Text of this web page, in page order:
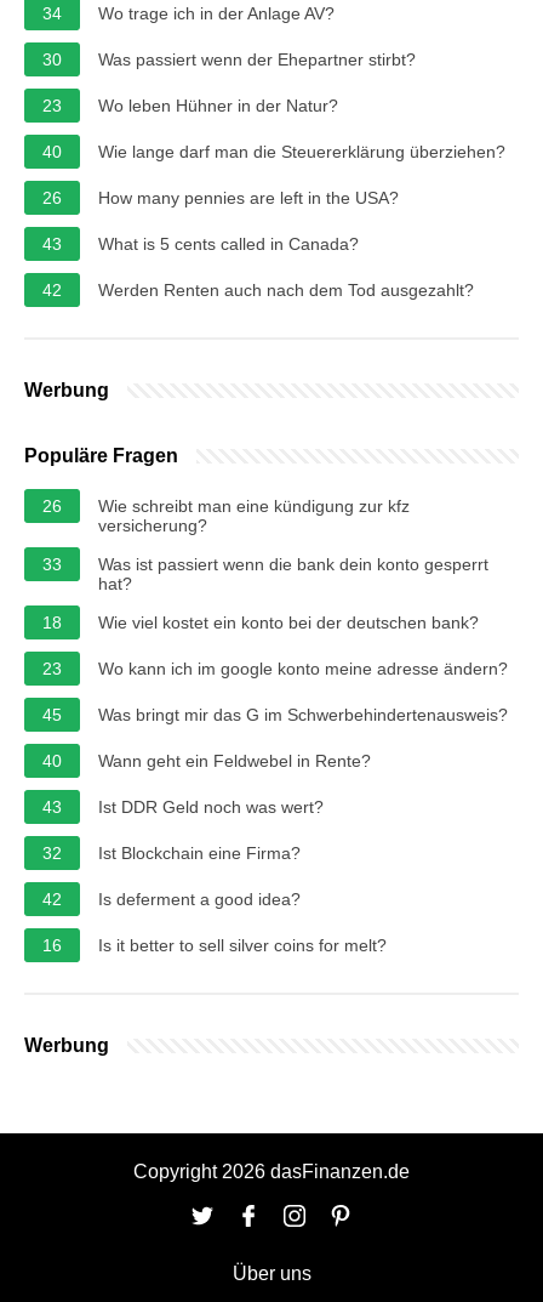
34 Wo trage ich in der Anlage AV?
30 Was passiert wenn der Ehepartner stirbt?
23 Wo leben Hühner in der Natur?
40 Wie lange darf man die Steuererklärung überziehen?
26 How many pennies are left in the USA?
43 What is 5 cents called in Canada?
42 Werden Renten auch nach dem Tod ausgezahlt?
Werbung
Populäre Fragen
26
Wie schreibt man eine kündigung zur kfz
versicherung?
33
Was ist passiert wenn die bank dein konto gesperrt
hat?
18
Wie viel kostet ein konto bei der deutschen bank?
23 Wo kann ich im google konto meine adresse ändern?
45 Was bringt mir das G im Schwerbehindertenausweis?
40 Wann geht ein Feldwebel in Rente?
43 Ist DDR Geld noch was wert?
32 Ist Blockchain eine Firma?
42 Is deferment a good idea?
16 Is it better to sell silver coins for melt?
Werbung
Copyright 2026 dasFinanzen.de
Über uns